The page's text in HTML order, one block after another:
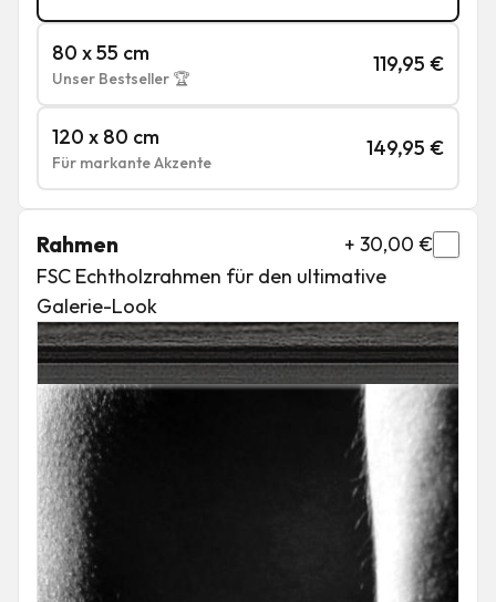
80 x 55 cm
Unser Bestseller 🏆
119,95 €
120 x 80 cm
Für markante Akzente
149,95 €
Rahmen + 30,00 €
FSC Echtholzrahmen für den ultimative
Galerie-Look